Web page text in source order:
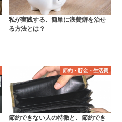
私が実践する、簡単に浪費癖を治せ
る方法とは？
節約・貯金・生活費
節約できない人の特徴と、節約でき